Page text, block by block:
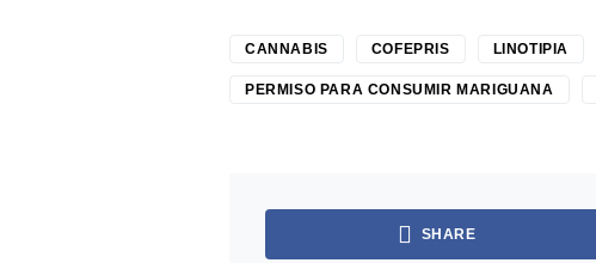
CANNABIS COFEPRIS LINOTIPIA
PERMISO PARA CONSUMIR MARIGUANA
SHARE